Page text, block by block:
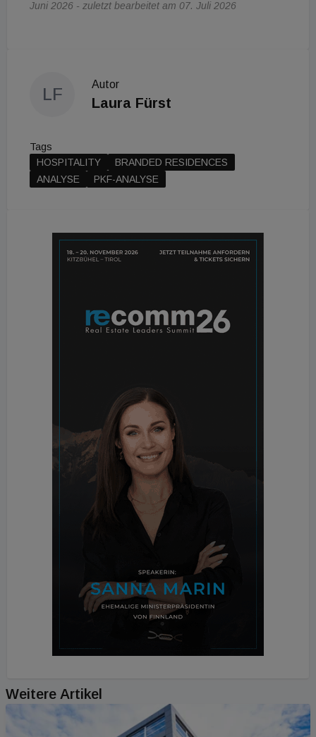
Juni 2026 - zuletzt bearbeitet am 07. Juli 2026
LF
Autor
Laura Fürst
Tags
HOSPITALITY
BRANDED RESIDENCES
ANALYSE
PKF-ANALYSE
Weitere Artikel